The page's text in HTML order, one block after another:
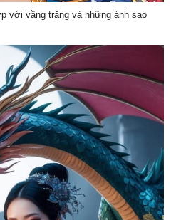
với vầng trăng và những ánh sao